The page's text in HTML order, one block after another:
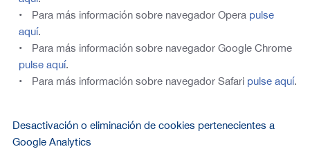
Para más información sobre navegador Opera pulse
aquí.
Para más información sobre navegador Google Chrome
pulse aquí.
Para más información sobre navegador Safari pulse aquí.
Desactivación o eliminación de cookies pertenecientes a
Google Analytics